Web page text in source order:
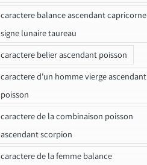
caractere balance ascendant capricorne
signe lunaire taureau
caractere belier ascendant poisson
caractere d'un homme vierge ascendant
poisson
caractere de la combinaison poisson
ascendant scorpion
caractere de la femme balance